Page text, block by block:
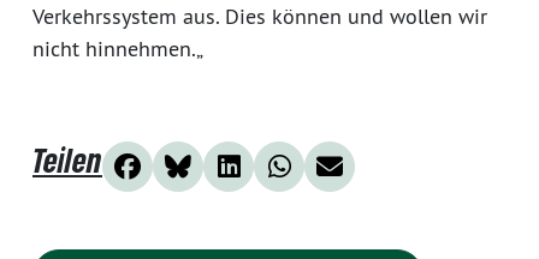
Verkehrssystem aus. Dies können und wollen wir
nicht hinnehmen.„
Teilen